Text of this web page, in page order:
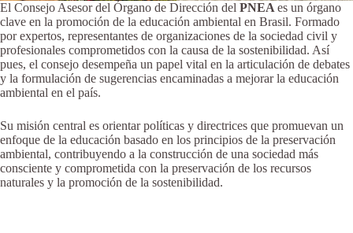
El Consejo Asesor del Órgano de Dirección del PNEA es un órgano
clave en la promoción de la educación ambiental en Brasil. Formado
por expertos, representantes de organizaciones de la sociedad civil y
profesionales comprometidos con la causa de la sostenibilidad. Así
pues, el consejo desempeña un papel vital en la articulación de debates
y la formulación de sugerencias encaminadas a mejorar la educación
ambiental en el país.
Su misión central es orientar políticas y directrices que promuevan un
enfoque de la educación basado en los principios de la preservación
ambiental, contribuyendo a la construcción de una sociedad más
consciente y comprometida con la preservación de los recursos
naturales y la promoción de la sostenibilidad.